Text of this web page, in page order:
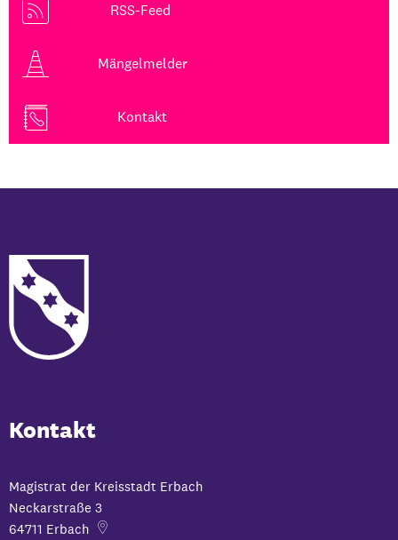
RSS-Feed
Mängelmelder
Kontakt
Kontakt
Magistrat der Kreisstadt Erbach
Neckarstraße 3
64711 Erbach